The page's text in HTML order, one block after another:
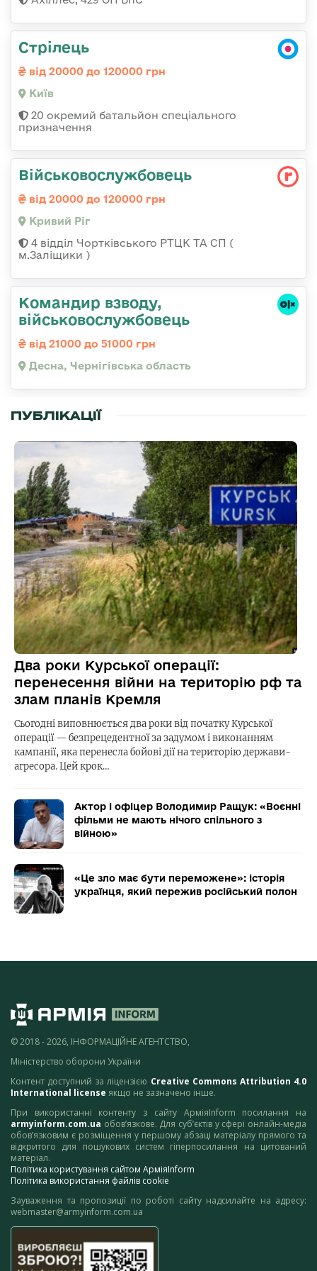
Стрілець
від 20000 до 120000 грн
Київ
20 окремий батальйон спеціального
призначення
Військовослужбовець
від 20000 до 120000 грн
Кривий Ріг
4 відділ Чортківського РТЦК ТА СП (
м.Заліщики )
Командир взводу,
військовослужбовець
від 21000 до 51000 грн
Десна, Чернігівська область
ПУБЛІКАЦІЇ
Два роки Курської операції:
перенесення війни на територію рф та
злам планів Кремля
Сьогодні виповнюється два роки від початку Курської
операції — безпрецедентної за задумом і виконанням
кампанії, яка перенесла бойові дії на територію держави-
агресора. Цей крок…
Актор і офіцер Володимир Ращук: «Воєнні
фільми не мають нічого спільного з
війною»
«Це зло має бути переможене»: історія
українця, який пережив російський полон
© 2018 - 2026, ІНФОРМАЦІЙНЕ АГЕНТСТВО,
Міністерство оборони України
Контент доступний за ліцензією Creative Commons Attribution 4.0
International license якщо не зазначено інше.
При використанні контенту з сайту АрміяInform посилання на
armyinform.com.ua обов’язкове. Для суб’єктів у сфері онлайн-медіа
обов’язковим є розміщення у першому абзаці матеріалу прямого та
відкритого для пошукових систем гіперпосилання на цитований
матеріал.
Політика користування сайтом АрміяInform
Політика використання файлів cookie
Зауваження та пропозиції по роботі сайту надсилайте на адресу:
webmaster@armyinform.com.ua